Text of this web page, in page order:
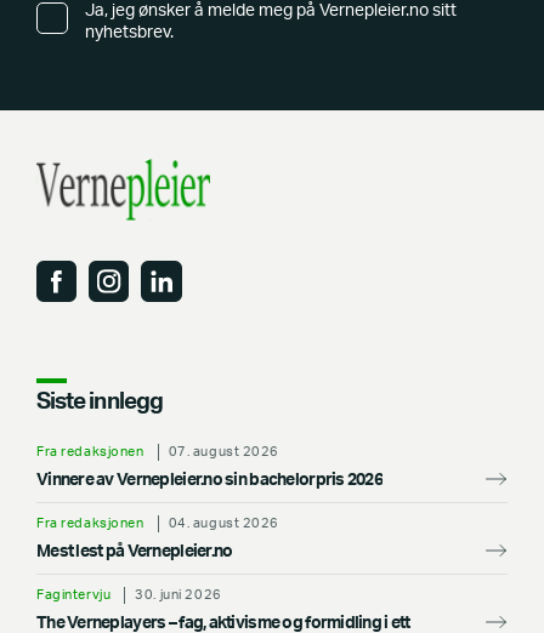
Ja, jeg ønsker å melde meg på Vernepleier.no sitt
nyhetsbrev.
Siste innlegg
Fra redaksjonen 07. august 2026
Vinnere av Vernepleier.no sin bachelorpris 2026
Fra redaksjonen 04. august 2026
Mest lest på Vernepleier.no
Fagintervju 30. juni 2026
The Verneplayers – fag, aktivisme og formidling i ett